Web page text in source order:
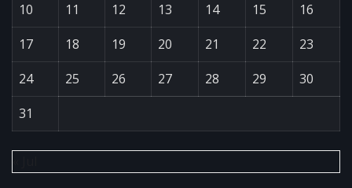
10
11 12 13 14 15
16
17
18 19 20 21 22
23
24
25 26 27 28 29
30
31